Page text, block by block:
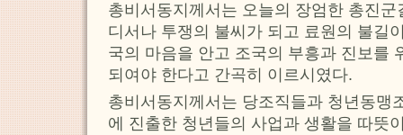
총비서동지께서는 오늘의 장엄한 총진
디서나 투쟁의 불씨가 되고 료원의 불길
국의 마음을 안고 조국의 부흥과 진보를
되여야 한다고 간곡히 이르시였다.
총비서동지께서는 당조직들과 청년동맹
에 진출한 청년들의 사업과 생활을 따뜻